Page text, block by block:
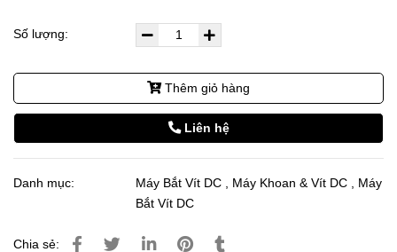
Số lượng:
Thêm giỏ hàng
Liên hệ
Danh mục: Máy Bắt Vít DC , Máy Khoan & Vít DC , Máy
Bắt Vít DC
Chia sẻ: